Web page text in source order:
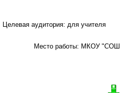
Целевая аудитория: для учителя
Место работы: МКОУ "СОШ